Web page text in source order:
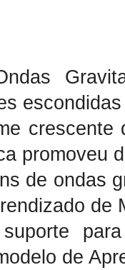
promoveu
de ondas
de
de